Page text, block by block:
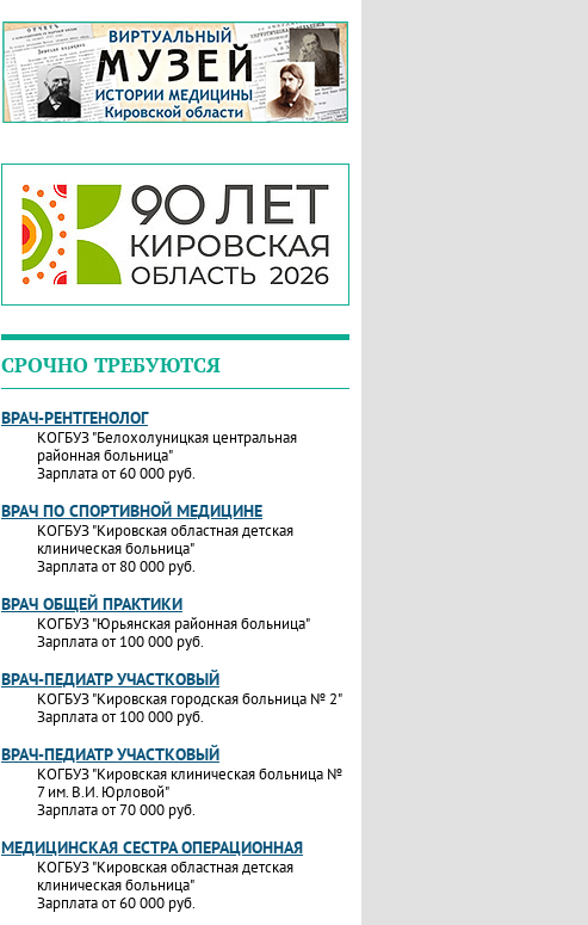
СРОЧНО ТРЕБУЮТСЯ
ВРАЧ-РЕНТГЕНОЛОГ
КОГБУЗ "Белохолуницкая центральная
районная больница"
Зарплата от 60 000 руб.
ВРАЧ ПО СПОРТИВНОЙ МЕДИЦИНЕ
КОГБУЗ "Кировская областная детская
клиническая больница"
Зарплата от 80 000 руб.
ВРАЧ ОБЩЕЙ ПРАКТИКИ
КОГБУЗ "Юрьянская районная больница"
Зарплата от 100 000 руб.
ВРАЧ-ПЕДИАТР УЧАСТКОВЫЙ
КОГБУЗ "Кировская городская больница № 2"
Зарплата от 100 000 руб.
ВРАЧ-ПЕДИАТР УЧАСТКОВЫЙ
КОГБУЗ "Кировская клиническая больница №
7 им. В.И. Юрловой"
Зарплата от 70 000 руб.
МЕДИЦИНСКАЯ СЕСТРА ОПЕРАЦИОННАЯ
КОГБУЗ "Кировская областная детская
клиническая больница"
Зарплата от 60 000 руб.